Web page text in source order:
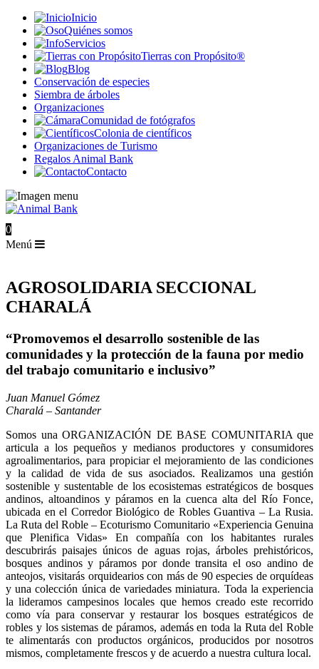
Inicio
Quiénes somos
Servicios
Tierras con Propósito®
Blog
Conservación de especies
Siembra de árboles
Organizaciones
Comunidad de fotógrafos
Colonia de científicos
Organizaciones de Turismo
Regalos Animal Bank
Contacto
0
Menú
AGROSOLIDARIA SECCIONAL
CHARALÁ
“Promovemos el desarrollo sostenible de las
comunidades y la protección de la fauna por medio
del trabajo comunitario e inclusivo”
Juan Manuel Gómez
Charalá – Santander
Somos una ORGANIZACIÓN DE BASE COMUNITARIA que
articula a los pequeños y medianos productores y consumidores
agroalimentarios, para propiciar el mejoramiento de las condiciones
y la calidad de vida de sus asociados. Realizamos una gestión
sostenible y sustentable de los ecosistemas estratégicos de bosques
andinos, altoandinos y páramos en la cuenca alta del Río Fonce,
ubicada en el Corredor Biológico de Robles Guantiva – La Rusia.
La Ruta del Roble – Ecoturismo Comunitario «Experiencia Genuina
que Plenifica Vidas» En compañía con los habitantes rurales
descubrirás paisajes únicos de aguas rojas, árboles prehistóricos,
bosques andinos y páramos por donde transita el oso andino de
anteojos, visitarás orquidearios con más de 90 especies de orquídeas
y una colección única de variedades miniatura. Toda la experiencia
la lideramos campesinos locales que hemos creado este recorrido
como vía para conservar y restaurar los bosques estratégicos de
robles y los sistemas de páramos, además en toda la Ruta del Roble
te alimentarás con productos orgánicos, producidos por nosotros
mismos, completamente frescos y de acuerdo a nuestra cultura local.